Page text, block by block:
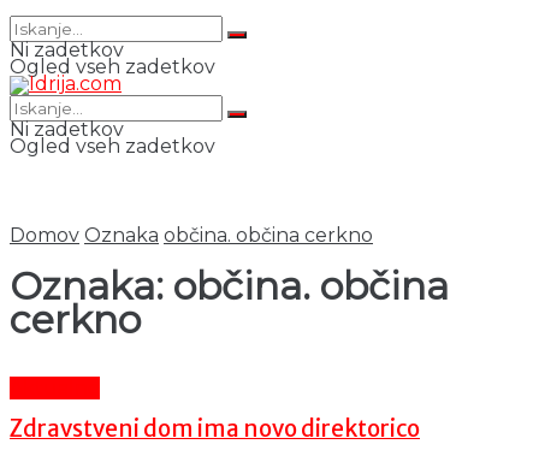
Ni zadetkov
Ogled vseh zadetkov
Ni zadetkov
Ogled vseh zadetkov
Domov Oznaka občina. občina cerkno
Oznaka: občina. občina
cerkno
Zdravstveni dom ima novo direktorico